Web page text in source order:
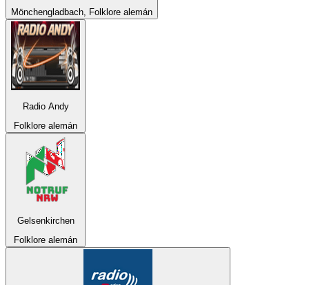
Mönchengladbach, Folklore alemán
Radio Andy
Folklore alemán
Gelsenkirchen
Folklore alemán